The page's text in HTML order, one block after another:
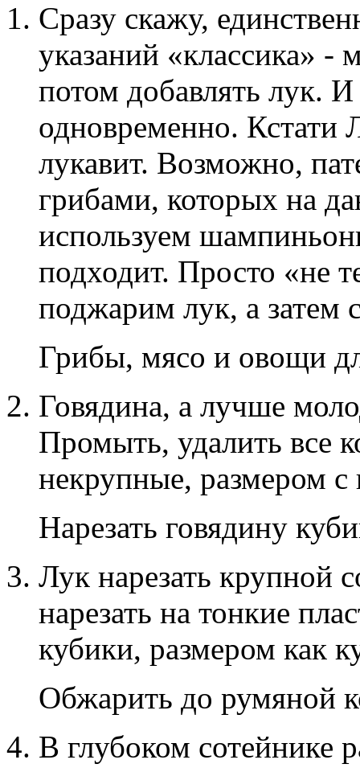
Сразу скажу,
указаний «классика»
потом добавлять лук. И
одновременно. Кстати
лукавит. Возможно,
грибами, которых на
используем
подходит. Просто «не
поджарим лук, а затем
Грибы, мясо и овощи
Говядина, а лучше
Промыть, удалить все
некрупные, размером
Нарезать говядину
Лук нарезать крупной
нарезать на тонкие
кубики, размером как
Обжарить до румяной
В глубоком сотейнике